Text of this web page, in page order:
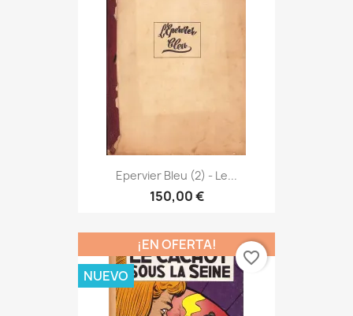
Epervier Bleu (2) - Le...
150,00 €
¡EN OFERTA!
NUEVO
favorite_border